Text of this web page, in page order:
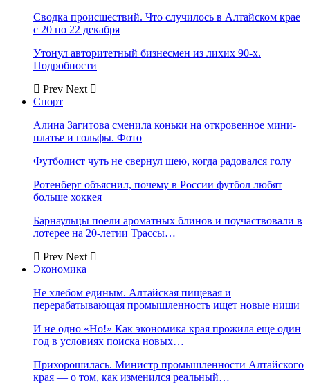
Сводка происшествий. Что случилось в Алтайском крае
с 20 по 22 декабря
Утонул авторитетный бизнесмен из лихих 90-х.
Подробности
Prev Next
Спорт
Алина Загитова сменила коньки на откровенное мини-
платье и гольфы. Фото
Футболист чуть не свернул шею, когда радовался голу
Ротенберг объяснил, почему в России футбол любят
больше хоккея
Барнаульцы поели ароматных блинов и поучаствовали в
лотерее на 20-летии Трассы…
Prev Next
Экономика
Не хлебом единым. Алтайская пищевая и
перерабатывающая промышленность ищет новые ниши
И не одно «Но!» Как экономика края прожила еще один
год в условиях поиска новых…
Прихорошилась. Министр промышленности Алтайского
края — о том, как изменился реальный…